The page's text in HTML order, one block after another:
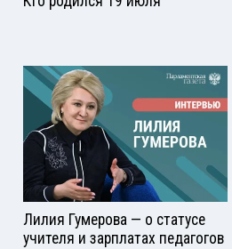
Лилия Гумерова — о статусе
учителя и зарплатах педагогов